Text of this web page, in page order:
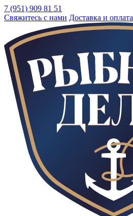
7 (951) 909 81 51
Свяжитесь с нами Доставка и оплата